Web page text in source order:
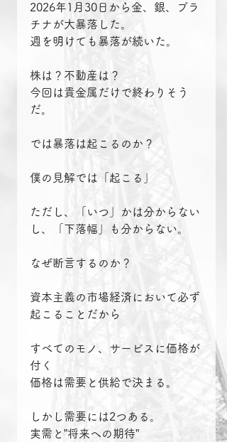
2026年1月30日から金、銀、プラ
チナが大暴落した。
週を明けても暴落が続いた。
株は？不動産は？
今回は貴金属だけで終わりそう
だ。
では暴落は起こるのか？
僕の見解では「起こる」
ただし、「いつ」かは分からない
し、「下落幅」も分からない。
なぜ断言するのか？
資本主義の市場経済において必ず
起こることだから
すべてのモノ、サービスに価格が
付く
価格は需要と供給で決まる。
しかし需要には2つある。
実需と”将来への期待”